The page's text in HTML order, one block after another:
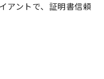
アントで、証明書信頼